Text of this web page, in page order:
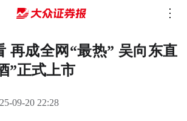
再成全网“最热” 吴向东直
”正式上市
09-20 22:28